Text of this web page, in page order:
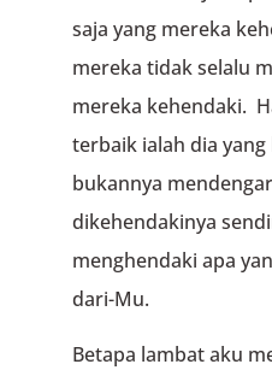
saja yang mereka
mereka tidak selalu
mereka kehendaki.
terbaik ialah dia
bukannya
dikehendakinya
menghendaki apa
dari-Mu.
Betapa lambat aku